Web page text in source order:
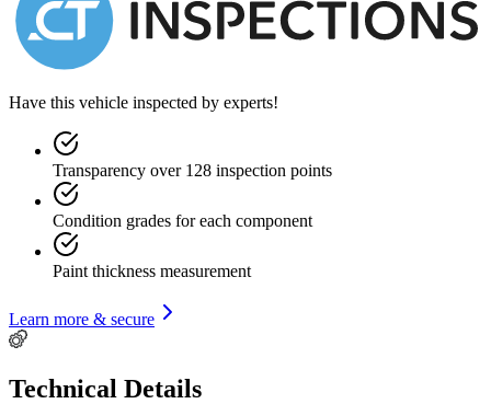
Have this vehicle inspected by experts!
Transparency over 128 inspection points
Condition grades for each component
Paint thickness measurement
Learn more & secure
Technical Details